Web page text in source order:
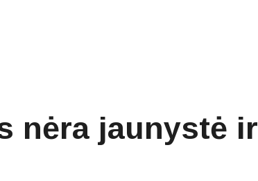
nėra jaunystė ir